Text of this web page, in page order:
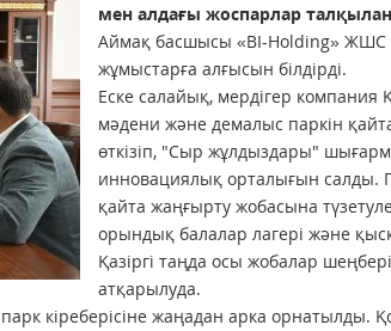
мен алдағы жоспарлар
Аймақ басшысы «BI-Holding» ЖШС
жұмыстарға алғысын білдірді.
Еске салайық, мердігер
мәдени және демалыс паркін
өткізіп, "Сыр жұлдыздары"
инновациялық орталығын салды.
қайта жаңғырту жобасына
орындық балалар лагері және
Қазіргі таңда осы жобалар
атқарылуда.
кіреберісіне жаңадан арка орнатылды.